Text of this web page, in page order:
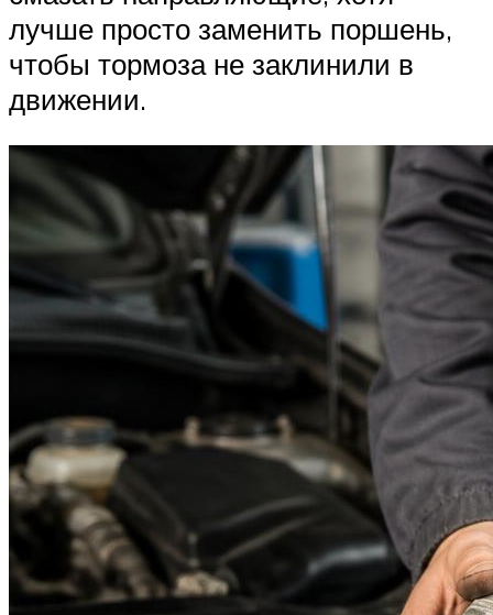
лучше просто заменить поршень,
чтобы тормоза не заклинили в
движении.